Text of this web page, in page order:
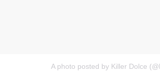
A photo posted by Killer Dolce